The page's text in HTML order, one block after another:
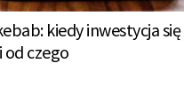
kiedy inwestycja się
od czego